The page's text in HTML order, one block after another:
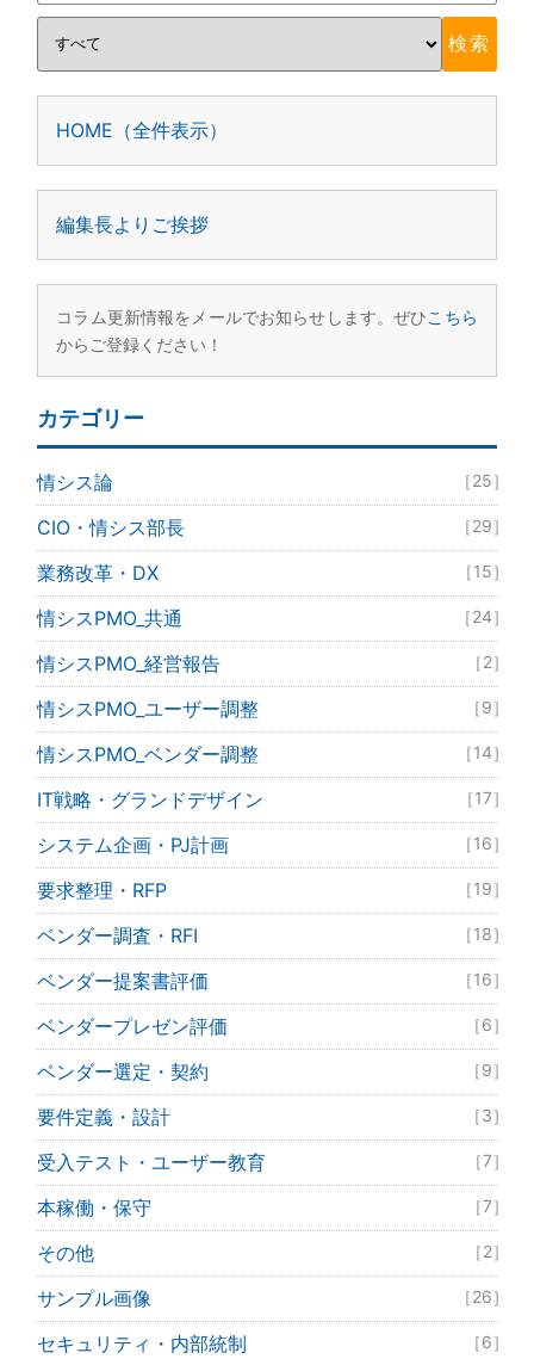
HOME（全件表示）
編集長よりご挨拶
コラム更新情報をメールでお知らせします。ぜひこちら
からご登録ください！
カテゴリー
情シス論 ［25］
CIO・情シス部長 ［29］
業務改革・DX ［15］
情シスPMO_共通 ［24］
情シスPMO_経営報告 ［2］
情シスPMO_ユーザー調整 ［9］
情シスPMO_ベンダー調整 ［14］
IT戦略・グランドデザイン ［17］
システム企画・PJ計画 ［16］
要求整理・RFP ［19］
ベンダー調査・RFI ［18］
ベンダー提案書評価 ［16］
ベンダープレゼン評価 ［6］
ベンダー選定・契約 ［9］
要件定義・設計 ［3］
受入テスト・ユーザー教育 ［7］
本稼働・保守 ［7］
その他 ［2］
サンプル画像 ［26］
セキュリティ・内部統制 ［6］